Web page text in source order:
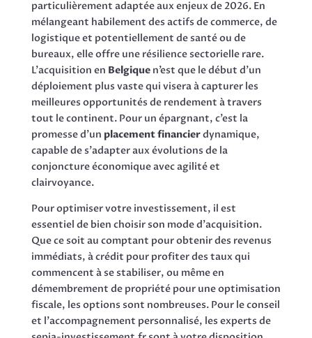
particulièrement adaptée aux enjeux de 2026. En
mélangeant habilement des actifs de commerce, de
logistique et potentiellement de santé ou de
bureaux, elle offre une résilience sectorielle rare.
L’acquisition en Belgiquen’est que le début d’un
déploiement plus vaste qui visera à capturer les
meilleures opportunités de rendement à travers
tout le continent. Pour un épargnant, c’est la
promesse d’un placement financierdynamique,
capable de s’adapter aux évolutions de la
conjoncture économique avec agilité et
clairvoyance.
Pour optimiser votre investissement, il est
essentiel de bien choisir son mode d’acquisition.
Que ce soit au comptant pour obtenir des revenus
immédiats, à crédit pour profiter des taux qui
commencent à se stabiliser, ou même en
démembrement de propriété pour une optimisation
fiscale, les options sont nombreuses. Pour le conseil
et l’accompagnement personnalisé, les experts de